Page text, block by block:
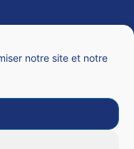
notre site et notre